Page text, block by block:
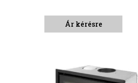
Ár kérésre